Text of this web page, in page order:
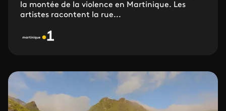
la montée de la violence en Martinique. Les
artistes racontent la rue...